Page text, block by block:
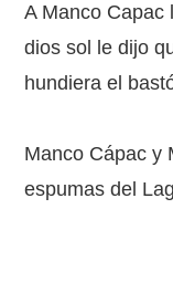
A Manco Capac
dios sol le dijo
hundiera el
Manco Cápac y
espumas del